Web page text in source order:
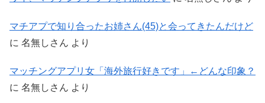
マチアプで知り合ったお姉さん(45)と会ってきたんだけど
に 名無しさん より
マッチングアプリ女「海外旅行好きです」←どんな印象？
に 名無しさん より